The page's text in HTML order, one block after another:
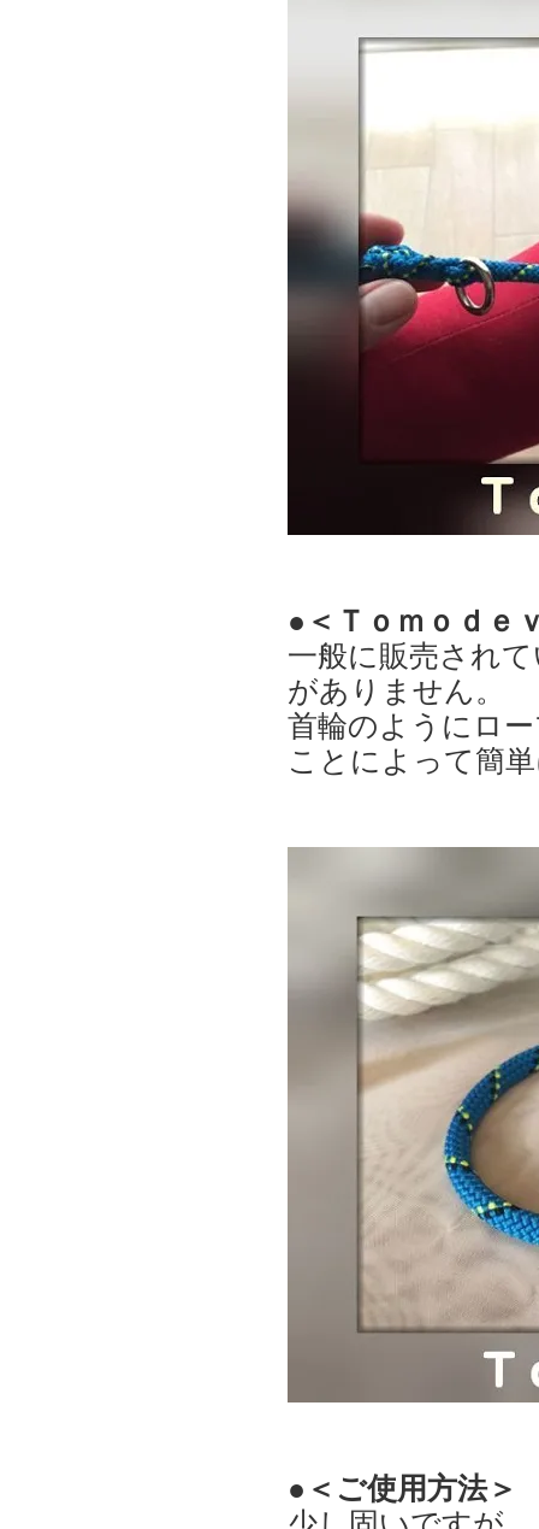
●＜Ｔｏｍｏｄｅ
一般に販売され
がありません。
首輪のようにロ
ことによって簡
●＜ご使用方法＞